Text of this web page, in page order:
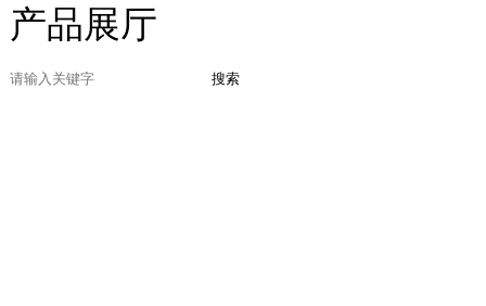
产品展厅
搜索